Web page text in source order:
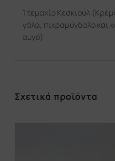
1 τεμαχίο Κεσκιούλ
γάλα, πικραμύγδαλο και
αυγό)
Σχετικά προϊόντα